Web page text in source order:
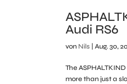
Audi RS6
von Nils |Aug. 30,
The
more than just a